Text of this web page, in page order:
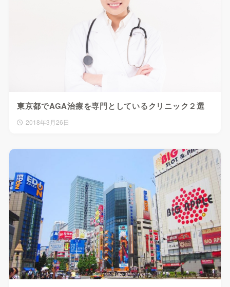
東京都でAGA治療を専門としているクリニック２選
2018年3月26日